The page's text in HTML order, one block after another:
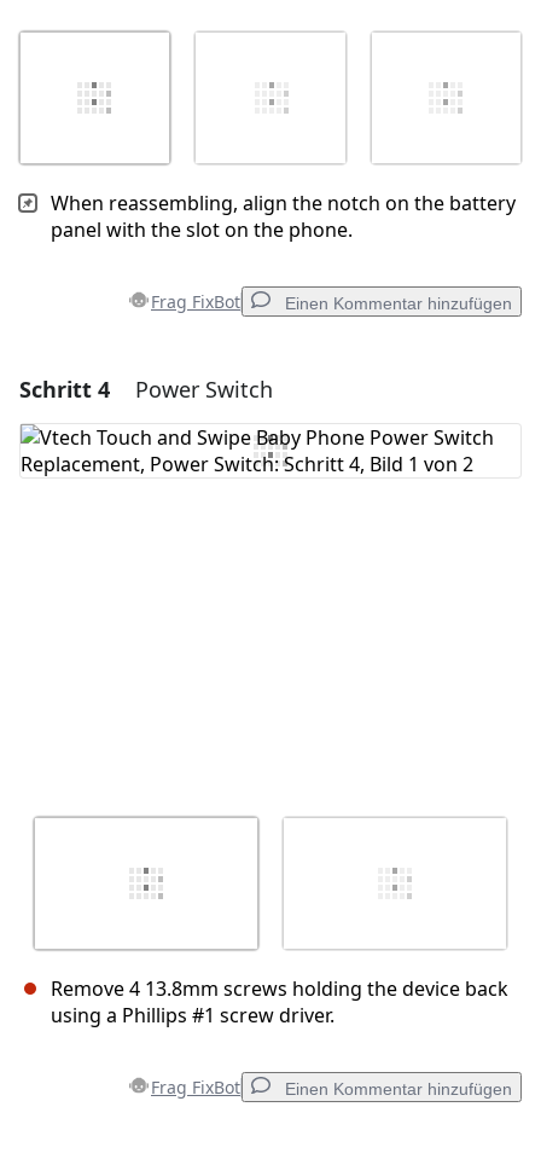
When reassembling, align the notch on the battery
panel with the slot on the phone.
Frag FixBot Einen Kommentar hinzufügen
Einen Kommentar hinzufügen
Kommentar hinzufügen
Schritt 4 Power Switch
Remove 4 13.8mm screws holding the device back
using a Phillips #1 screw driver.
Frag FixBot Einen Kommentar hinzufügen